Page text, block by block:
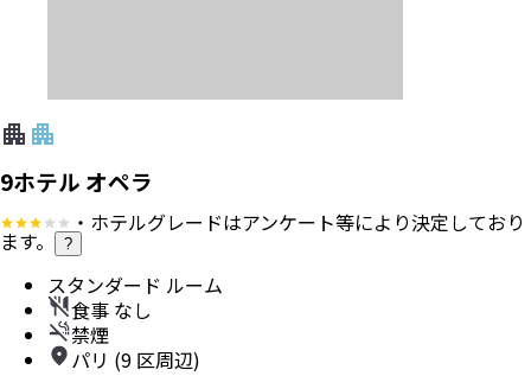
9ホテル オペラ
・ホテルグレードはアンケート等により決定しており
ます。 ?
スタンダード ルーム
食事 なし
禁煙
パリ (9 区周辺)